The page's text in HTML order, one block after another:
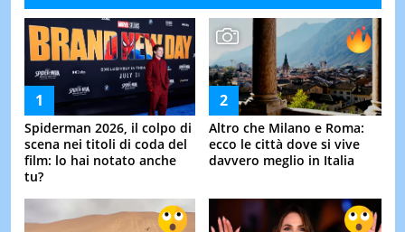
Spiderman 2026, il colpo di
scena nei titoli di coda del
film: lo hai notato anche
tu?
Altro che Milano e Roma:
ecco le città dove si vive
davvero meglio in Italia